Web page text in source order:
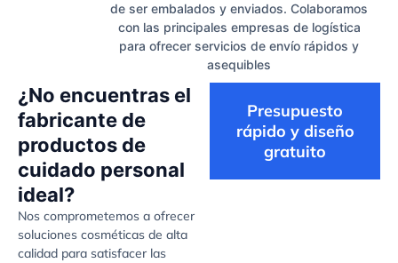
de ser embalados y enviados. Colaboramos
con las principales empresas de logística
para ofrecer servicios de envío rápidos y
asequibles
¿No encuentras el
fabricante de
productos de
cuidado personal
ideal?
Nos comprometemos a ofrecer
soluciones cosméticas de alta
calidad para satisfacer las
Presupuesto
rápido y diseño
gratuito